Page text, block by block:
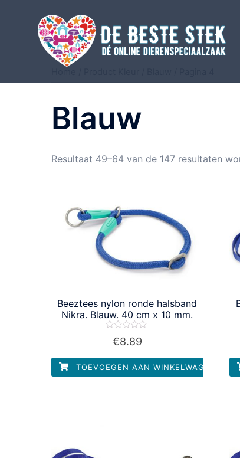
Blauw
Resultaat 49–64 van de 147 resultaten
Beeztees nylon ronde halsband
Nikra. Blauw. 40 cm x 10 mm.
Waardering
5
€8.89
TOEVOEGEN AAN WINKELWAGEN